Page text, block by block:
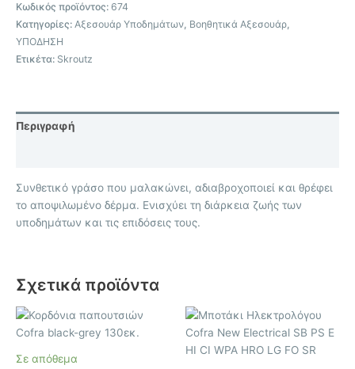
Κωδικός προϊόντος: 674
Κατηγορίες: Αξεσουάρ Υποδημάτων, Βοηθητικά Αξεσουάρ,
ΥΠΟΔΗΣΗ
Ετικέτα: Skroutz
Περιγραφή
Συνθετικό γράσο που μαλακώνει, αδιαβροχοποιεί και θρέφει
το αποψιλωμένο δέρμα. Ενισχύει τη διάρκεια ζωής των
υποδημάτων και τις επιδόσεις τους.
Σχετικά προϊόντα
Σε απόθεμα
Αυτό
το
προϊόν